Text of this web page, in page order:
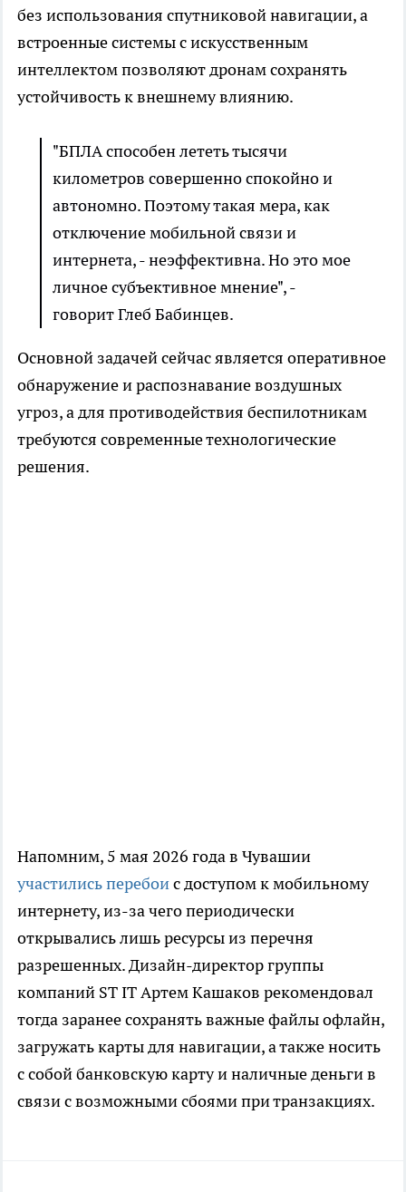
без использования спутниковой навигации, а
встроенные системы с искусственным
интеллектом позволяют дронам сохранять
устойчивость к внешнему влиянию.
"БПЛА способен лететь тысячи
километров совершенно спокойно и
автономно. Поэтому такая мера, как
отключение мобильной связи и
интернета, - неэффективна. Но это мое
личное субъективное мнение", -
говорит Глеб Бабинцев.
Основной задачей сейчас является оперативное
обнаружение и распознавание воздушных
угроз, а для противодействия беспилотникам
требуются современные технологические
решения.
Напомним, 5 мая 2026 года в Чувашии
участились перебоис доступом к мобильному
интернету, из-за чего периодически
открывались лишь ресурсы из перечня
разрешенных. Дизайн-директор группы
компаний ST IT Артем Кашаков рекомендовал
тогда заранее сохранять важные файлы офлайн,
загружать карты для навигации, а также носить
с собой банковскую карту и наличные деньги в
связи с возможными сбоями при транзакциях.